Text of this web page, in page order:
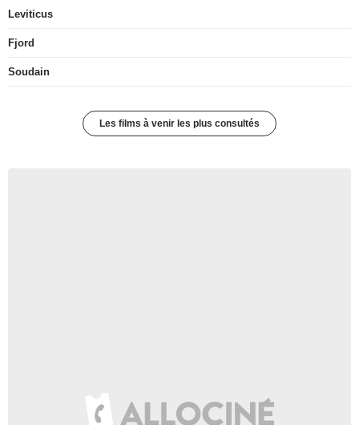
Leviticus
Fjord
Soudain
Les films à venir les plus consultés